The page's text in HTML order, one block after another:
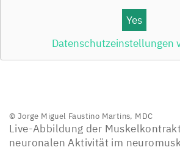
Yes
Datenschutzeinstellungen
© Jorge Miguel Faustino Martins, MDC
Live-Abbildung der
neuronalen Aktivität im